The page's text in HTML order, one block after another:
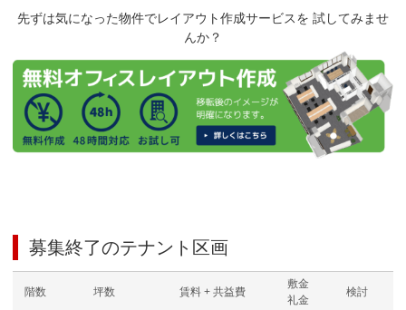
先ずは気になった物件でレイアウト作成サービスを 試してみませ
んか？
募集終了のテナント区画
階数 坪数 賃料 + 共益費
敷金
礼金
検討